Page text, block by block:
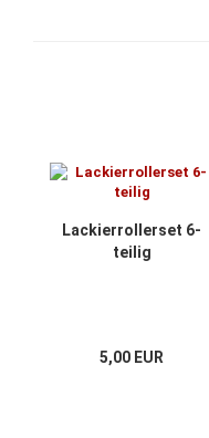
Lackierrollerset 6-
teilig
5,00 EUR